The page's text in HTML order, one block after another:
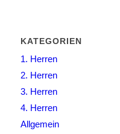
KATEGORIEN
1. Herren
2. Herren
3. Herren
4. Herren
Allgemein